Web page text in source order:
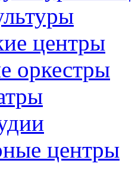
центры
оркестры
центры